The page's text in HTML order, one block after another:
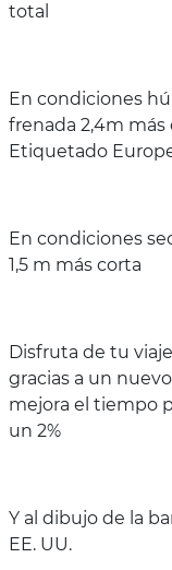
total
En condiciones
frenada 2,4m más
Etiquetado
En condiciones
1,5 m más corta
Disfruta de tu
gracias a un
mejora el tiempo
un 2%
Y al dibujo de la
EE. UU.